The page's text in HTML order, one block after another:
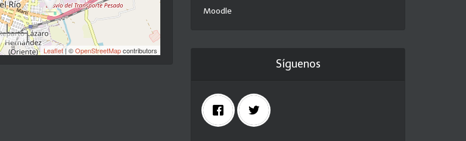
Leaflet| ©OpenStreetMapcontributors
Moodle
Síguenos